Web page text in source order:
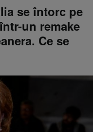
se întorc pe
un remake
Ce se